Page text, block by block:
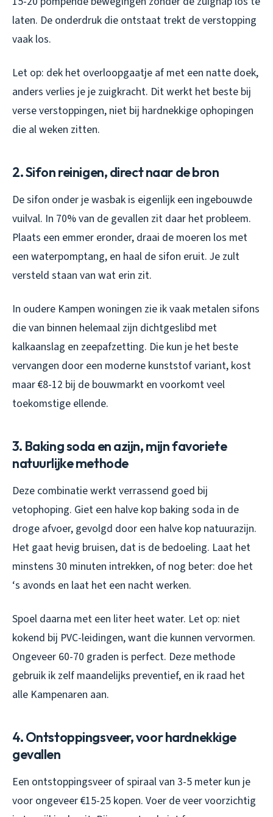
laten. De onderdruk die ontstaat trekt de verstopping
vaak los.
Let op: dek het overloopgaatje af met een natte doek,
anders verlies je je zuigkracht. Dit werkt het beste bij
verse verstoppingen, niet bij hardnekkige ophopingen
die al weken zitten.
2. Sifon reinigen, direct naar de bron
De sifon onder je wasbak is eigenlijk een ingebouwde
vuilval. In 70% van de gevallen zit daar het probleem.
Plaats een emmer eronder, draai de moeren los met
een waterpomptang, en haal de sifon eruit. Je zult
versteld staan van wat erin zit.
In oudere Kampen woningen zie ik vaak metalen sifons
die van binnen helemaal zijn dichtgeslibd met
kalkaanslag en zeepafzetting. Die kun je het beste
vervangen door een moderne kunststof variant, kost
maar €8-12 bij de bouwmarkt en voorkomt veel
toekomstige ellende.
3. Baking soda en azijn, mijn favoriete
natuurlijke methode
Deze combinatie werkt verrassend goed bij
vetophoping. Giet een halve kop baking soda in de
droge afvoer, gevolgd door een halve kop natuurazijn.
Het gaat hevig bruisen, dat is de bedoeling. Laat het
minstens 30 minuten intrekken, of nog beter: doe het
‘s avonds en laat het een nacht werken.
Spoel daarna met een liter heet water. Let op: niet
kokend bij PVC-leidingen, want die kunnen vervormen.
Ongeveer 60-70 graden is perfect. Deze methode
gebruik ik zelf maandelijks preventief, en ik raad het
alle Kampenaren aan.
4. Ontstoppingsveer, voor hardnekkige
gevallen
Een ontstoppingsveer of spiraal van 3-5 meter kun je
voor ongeveer €15-25 kopen. Voer de veer voorzichtig